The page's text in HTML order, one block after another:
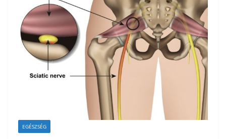
EGÉSZSÉG